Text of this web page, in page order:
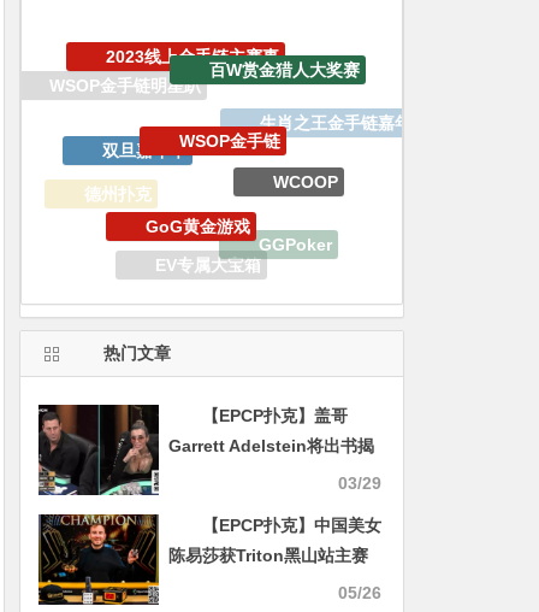
EPCP扑克
WSOP线上金手链
双旦嘉年华
WSOP金手链
WCOOP
GGPoker
EV专属大宝箱
GoG黄金游戏
热门文章
【EPCP扑克】盖哥
Garrett Adelstein将出书揭
开“J4事件”真相！时隔已三
03/29
【EPCP扑克】中国美女
陈易莎获Triton黑山站主赛
第9名，白俄罗斯商人夺冠
05/26